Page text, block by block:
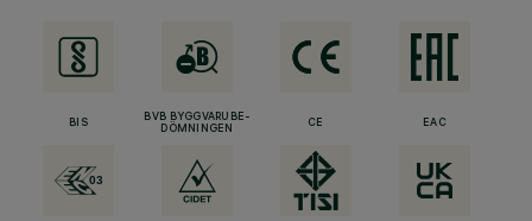
BIS
BVB BYGGVARUBE-
DÖMNINGEN
CE EAC